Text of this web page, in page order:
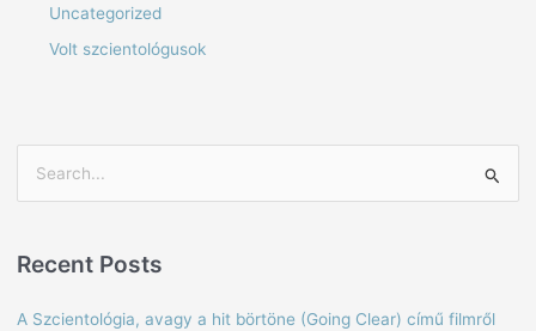
Uncategorized
Volt szcientológusok
rRecent Posts
A Szcientológia, avagy a hit börtöne (Going Clear) című filmről